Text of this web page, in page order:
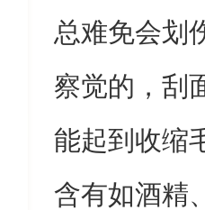
总难免会划
察觉的，刮
能起到收缩
含有如酒精